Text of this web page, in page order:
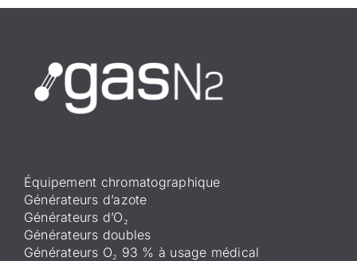
Équipement chromatographique
Générateurs d’azote
Générateurs d’O₂
Générateurs doubles
Générateurs O₂ 93 % à usage médical